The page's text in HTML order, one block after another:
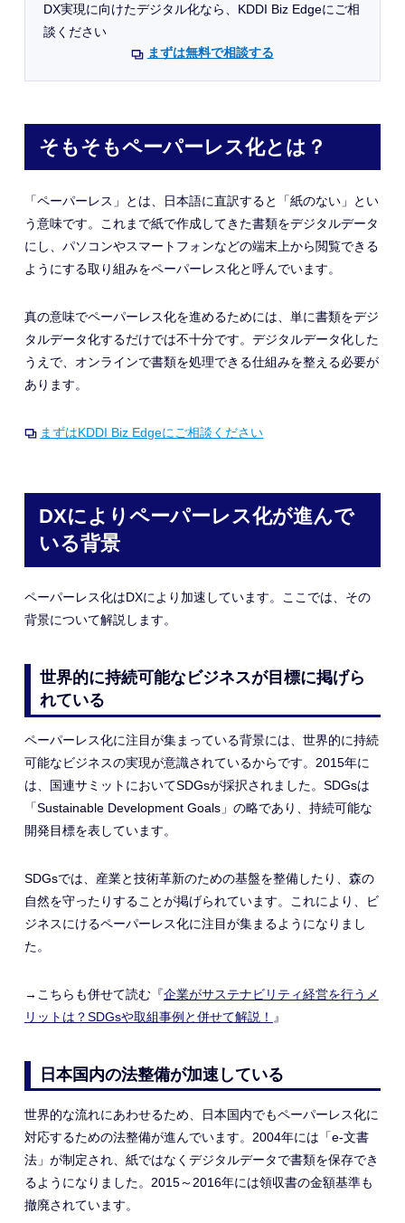
DX実現に向けたデジタル化なら、KDDI Biz Edgeにご相
談ください
まずは無料で相談する
そもそもペーパーレス化とは？
「ペーパーレス」とは、日本語に直訳すると「紙のない」とい
う意味です。これまで紙で作成してきた書類をデジタルデータ
にし、パソコンやスマートフォンなどの端末上から閲覧できる
ようにする取り組みをペーパーレス化と呼んでいます。
真の意味でペーパーレス化を進めるためには、単に書類をデジ
タルデータ化するだけでは不十分です。デジタルデータ化した
うえで、オンラインで書類を処理できる仕組みを整える必要が
あります。
まずはKDDI Biz Edgeにご相談ください
DXによりペーパーレス化が進んで
いる背景
ペーパーレス化はDXにより加速しています。ここでは、その
背景について解説します。
世界的に持続可能なビジネスが目標に掲げら
れている
ペーパーレス化に注目が集まっている背景には、世界的に持続
可能なビジネスの実現が意識されているからです。2015年に
は、国連サミットにおいてSDGsが採択されました。SDGsは
「Sustainable Development Goals」の略であり、持続可能な
開発目標を表しています。
SDGsでは、産業と技術革新のための基盤を整備したり、森の
自然を守ったりすることが掲げられています。これにより、ビ
ジネスにけるペーパーレス化に注目が集まるようになりまし
た。
→こちらも併せて読む『企業がサステナビリティ経営を行うメ
リットは？SDGsや取組事例と併せて解説！ 』
日本国内の法整備が加速している
世界的な流れにあわせるため、日本国内でもペーパーレス化に
対応するための法整備が進んでいます。2004年には「e-文書
法」が制定され、紙ではなくデジタルデータで書類を保存でき
るようになりました。2015～2016年には領収書の金額基準も
撤廃されています。